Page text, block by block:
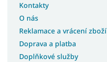
Kontakty
O nás
Reklamace a vrácení zboží
Doprava a platba
Doplňkové služby